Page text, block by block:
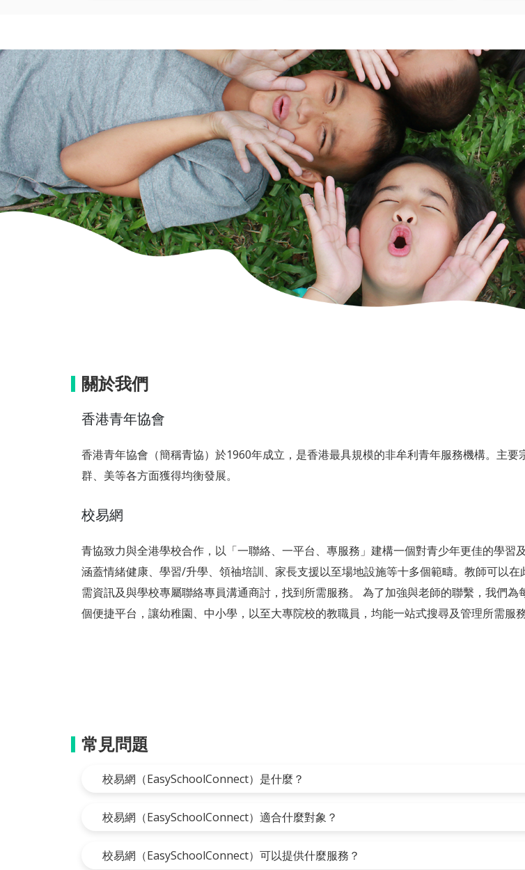
關於我們
香港青年協會
香港青年協會（簡稱青協）於1960年成立，是香港最具規模的非牟利青年服務機構。主要
群、美等各方面獲得均衡發展。
校易網
青協致力與全港學校合作，以「一聯絡、一平台、專服務」建構一個對青少年更佳的學習
涵蓋情緒健康、學習/升學、領䄂培訓、家長支援以至場地設施等十多個範疇。教師可以
需資訊及與學校專屬聯絡專員溝通商討，找到所需服務。 為了加強與老師的聯繫，我們
個便捷平台，讓幼稚園、中小學，以至大專院校的教職員，均能一站式搜尋及管理所需服
常見問題
校易網（EasySchoolConnect）是什麼？
校易網（EasySchoolConnect）適合什麼對象？
校易網（EasySchoolConnect）可以提供什麼服務？